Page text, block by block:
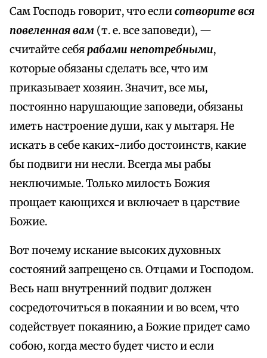
Сам Господь говорит, что еслисотворите вся
повеленная вам (т. е. все заповеди), —
считайте себярабами непотребными,
которые обязаны сделать все, что им
приказывает хозяин. Значит, все мы,
постоянно нарушающие заповеди, обязаны
иметь настроение души, как у мытаря. Не
искать в себе каких-либо достоинств, какие
бы подвиги ни несли. Всегда мы рабы
неключимые. Только милость Божия
прощает кающихся и включает в царствие
Божие.
Вот почему искание высоких духовных
состояний запрещено св. Отцами и Господом.
Весь наш внутренний подвиг должен
сосредоточиться в покаянии и во всем, что
содействует покаянию, а Божие придет само
собою, когда место будет чисто и если